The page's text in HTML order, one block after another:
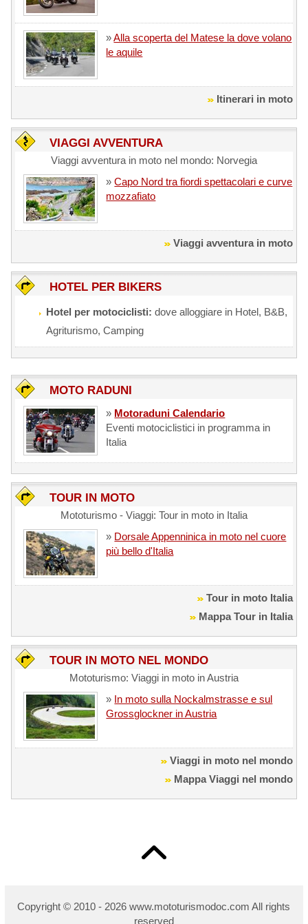
»Alla scoperta del Matese la dove volano
le aquile
Itinerari in moto
VIAGGI AVVENTURA
Viaggi avventura in moto nel mondo: Norvegia
»Capo Nord tra fiordi spettacolari e curve
mozzafiato
Viaggi avventura in moto
HOTEL PER BIKERS
Hotel per motociclisti: dove alloggiare in Hotel, B&B,
Agriturismo, Camping
MOTO RADUNI
» Motoraduni Calendario
Eventi motociclistici in programma in
Italia
TOUR IN MOTO
Mototurismo - Viaggi: Tour in moto in Italia
» Dorsale Appenninica in moto nel cuore
più bello d'Italia
Tour in moto Italia
Mappa Tour in Italia
TOUR IN MOTO NEL MONDO
Mototurismo: Viaggi in moto in Austria
» In moto sulla Nockalmstrasse e sul
Grossglockner in Austria
Viaggi in moto nel mondo
Mappa Viaggi nel mondo
Copyright © 2010 - 2026 www.mototurismodoc.com All rights
reserved